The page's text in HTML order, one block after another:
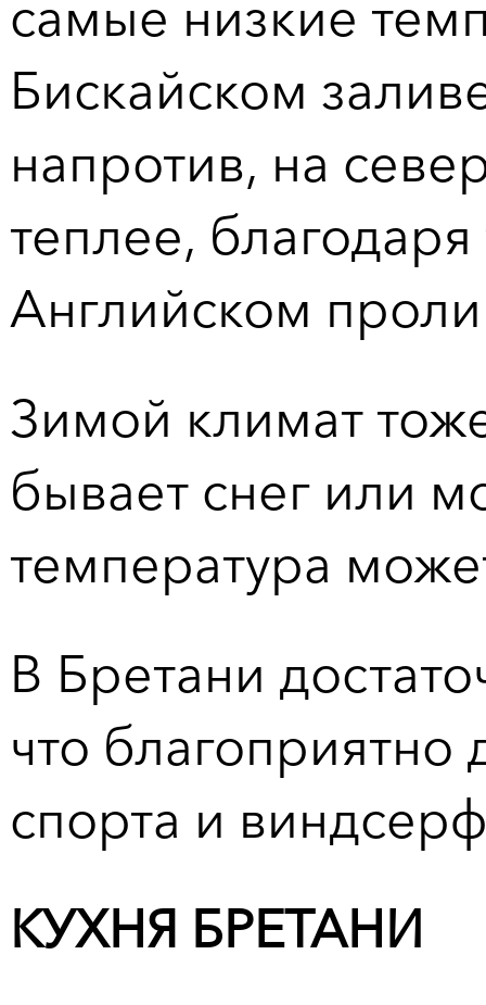
самые низкие
Бискайском
напротив, на
теплее,
Английском
Зимой климат
бывает снег или
температура
В Бретани
что
спорта и
КУХНЯ БРЕТАНИ